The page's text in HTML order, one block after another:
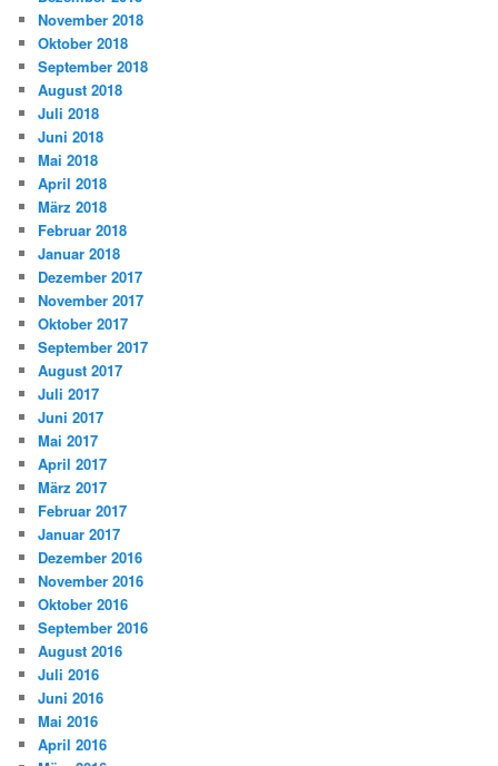
November 2018
Oktober 2018
September 2018
August 2018
Juli 2018
Juni 2018
Mai 2018
April 2018
März 2018
Februar 2018
Januar 2018
Dezember 2017
November 2017
Oktober 2017
September 2017
August 2017
Juli 2017
Juni 2017
Mai 2017
April 2017
März 2017
Februar 2017
Januar 2017
Dezember 2016
November 2016
Oktober 2016
September 2016
August 2016
Juli 2016
Juni 2016
Mai 2016
April 2016